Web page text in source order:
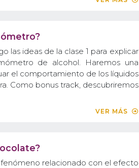
las ideas de la clase 1 para explicar
de alcohol. Haremos una
el comportamiento de los líquidos
Como bonus track, descubriremos
VER MÁS
relacionado con el efecto